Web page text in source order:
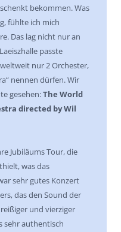
bekommen. Was
fühlte ich mich
Das lag nicht nur an
passte
nur 2 Orchester,
nennen dürfen. Wir
gesehen:The World
directed by Wil
Jubiläums Tour, die
was das
sehr gutes Konzert
das den Sound der
und vierziger
sehr authentisch